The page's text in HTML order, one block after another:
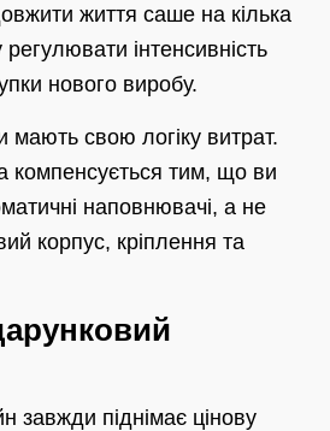
життя саше на кілька
інтенсивність
нового виробу.
мають свою логіку витрат.
компенсується тим, що ви
наповнювачі, а не
корпус, кріплення та
завжди піднімає цінову